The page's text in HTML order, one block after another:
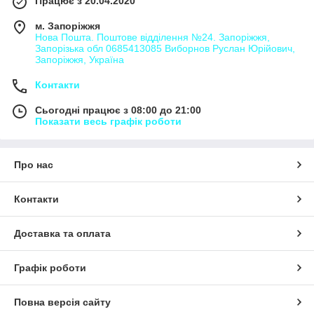
ш відповідного рішення для ваших потреб. Замовте вантажоп
еревезення сьогодні і відчуєте переваги співпраці з "Logistic S
ystems"!
м. Запоріжжя
Нова Пошта. Поштове відділення №24. Запоріжжя,
Запорізька обл 0685413085 Виборнов Руслан Юрійович,
Запоріжжя, Україна
Контакти
Сьогодні працює з 08:00 до 21:00
Показати весь графік роботи
Про нас
Контакти
Доставка та оплата
Графік роботи
Повна версія сайту